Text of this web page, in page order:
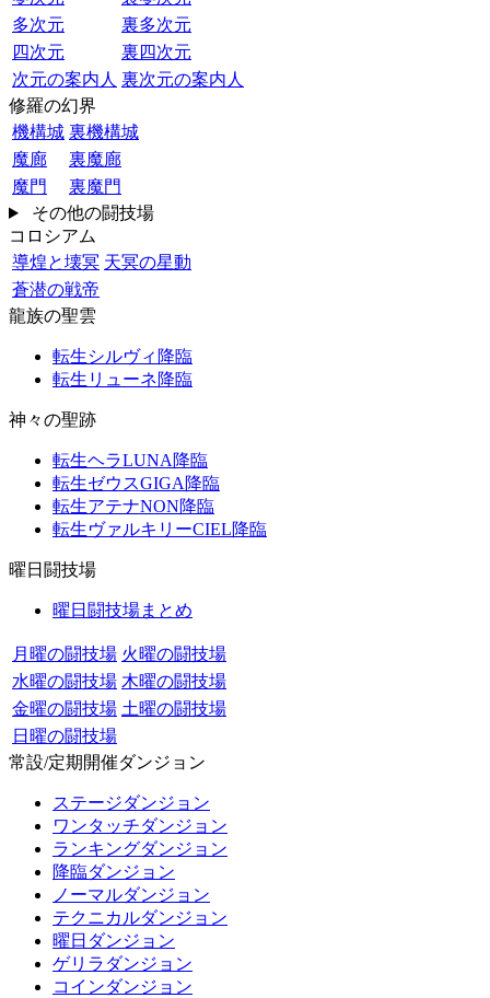
多次元
裏多次元
四次元
裏四次元
次元の案内人 裏次元の案内人
修羅の幻界
機構城 裏機構城
魔廊
裏魔廊
魔門
裏魔門
その他の闘技場
コロシアム
導煌と壊冥 天冥の星動
蒼潜の戦帝
龍族の聖雲
転生シルヴィ降臨
転生リューネ降臨
神々の聖跡
転生ヘラLUNA降臨
転生ゼウスGIGA降臨
転生アテナNON降臨
転生ヴァルキリーCIEL降臨
曜日闘技場
曜日闘技場まとめ
月曜の闘技場 火曜の闘技場
水曜の闘技場 木曜の闘技場
金曜の闘技場 土曜の闘技場
日曜の闘技場
常設/定期開催ダンジョン
ステージダンジョン
ワンタッチダンジョン
ランキングダンジョン
降臨ダンジョン
ノーマルダンジョン
テクニカルダンジョン
曜日ダンジョン
ゲリラダンジョン
コインダンジョン